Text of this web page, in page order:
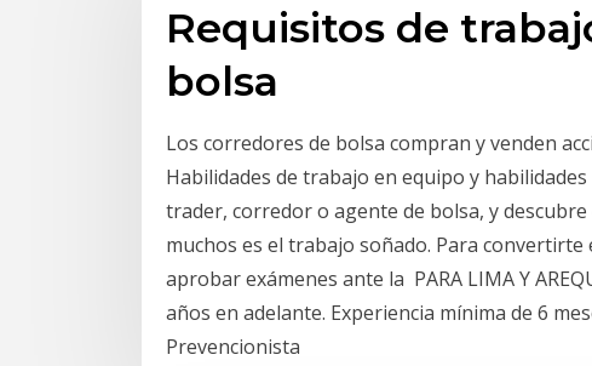
Requisitos de
bolsa
Los corredores de bolsa compran y venden
Habilidades de trabajo en equipo y
trader, corredor o agente de bolsa, y
muchos es el trabajo soñado. Para
aprobar exámenes ante la PARA LIMA Y
años en adelante. Experiencia mínima de 6
Prevencionista